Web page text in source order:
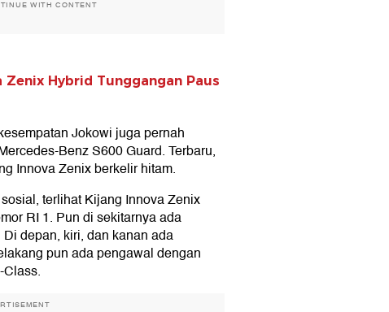
WITH CONTENT
Zenix Hybrid Tunggangan Paus
Jokowi juga pernah
Benz S600 Guard. Terbaru,
Innova Zenix berkelir hitam.
terlihat Kijang Innova Zenix
RI 1. Pun di sekitarnya ada
depan, kiri, dan kanan ada
pun ada pengawal dengan